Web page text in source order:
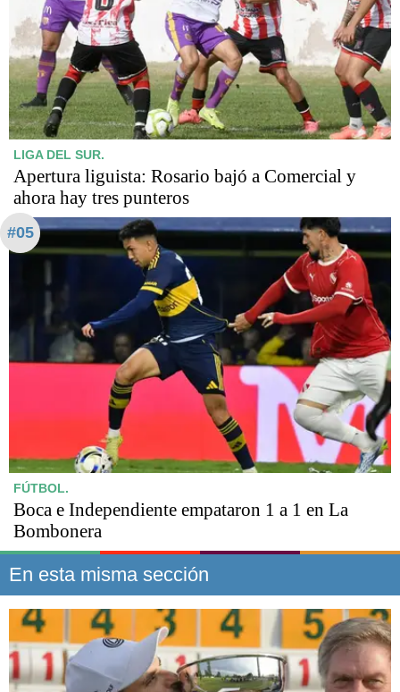
LIGA DEL SUR.
Apertura liguista: Rosario bajó a Comercial y
ahora hay tres punteros
#05
FÚTBOL.
Boca e Independiente empataron 1 a 1 en La
Bombonera
En esta misma sección